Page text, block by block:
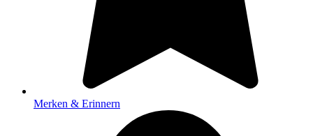
Merken & Erinnern